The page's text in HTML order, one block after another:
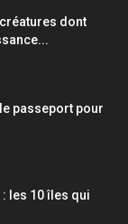
dont
passeport pour
les 10 îles qui